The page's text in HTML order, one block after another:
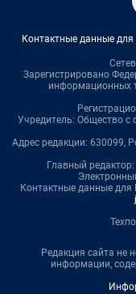
Контактные данные
Зарегистрировано
информационных
Учредитель: Общество с
Адрес редакции: 630099,
Главный
Контактные данные для
Редакция сайта не
информации,